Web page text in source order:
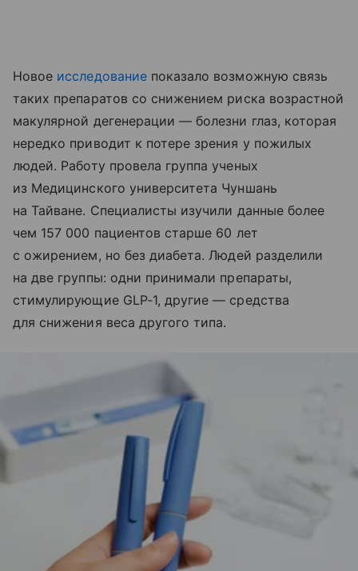
Новое исследованиепоказало возможную связь
таких препаратов со снижением риска возрастной
макулярной дегенерации — болезни глаз, которая
нередко приводит к потере зрения у пожилых
людей. Работу провела группа ученых
из Медицинского университета Чуншань
на Тайване. Специалисты изучили данные более
чем 157 000 пациентов старше 60 лет
с ожирением, но без диабета. Людей разделили
на две группы: одни принимали препараты,
стимулирующие GLP‑1, другие — средства
для снижения веса другого типа.